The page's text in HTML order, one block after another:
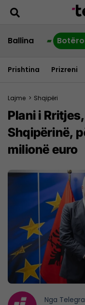
Ballina
Prishtina Prizreni
Lajme > Shqipëri
Plani i
Shqipërinë,
milionë euro
Nga